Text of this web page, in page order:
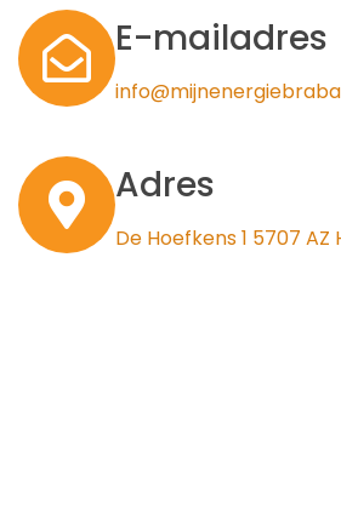
E-mailadres
Adres
De Hoefkens 1 5707 AZ